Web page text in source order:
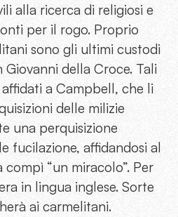
alla ricerca di religiosi e
per il rogo. Proprio
sono gli ultimi custodi
della Croce. Tali
a Campbell, che li
delle milizie
una perquisizione
fucilazione, affidandosi al
“un miracolo”. Per
in lingua inglese. Sorte
ai carmelitani.